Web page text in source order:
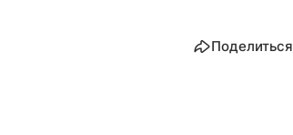
Поделиться